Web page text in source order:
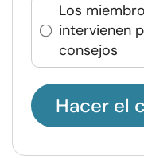
Los
intervienen
consejos
Hacer el